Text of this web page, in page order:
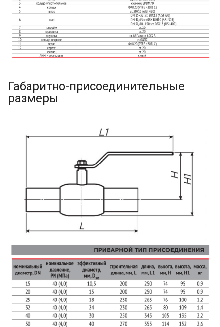
Габаритно-присоединительные
размеры